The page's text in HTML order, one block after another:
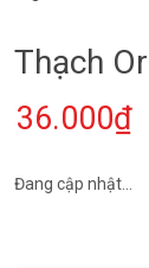
Thạch
36.000₫
Đang cập nhật...